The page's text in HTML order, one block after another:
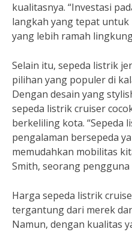
kualitasnya. “Investasi
langkah yang tepat
yang lebih ramah
Selain itu, sepeda listrik
pilihan yang populer di
Dengan desain yang
sepeda listrik cruiser
berkeliling kota. “Sepeda
pengalaman bersepeda
memudahkan mobilitas
Smith, seorang
Harga sepeda listrik
tergantung dari merek
Namun, dengan kualitas